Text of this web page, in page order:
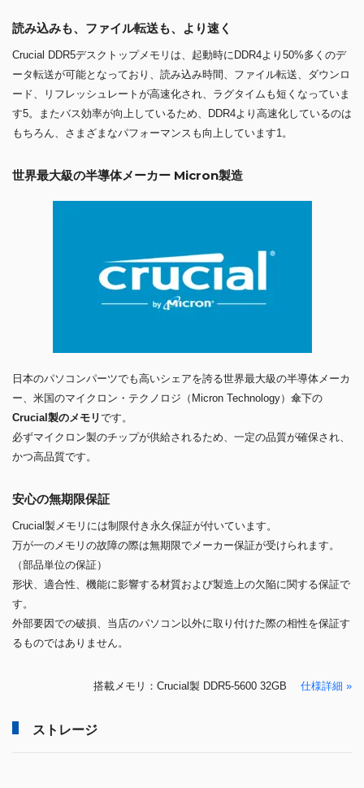
読み込みも、ファイル転送も、より速く
Crucial DDR5デスクトップメモリは、起動時にDDR4より50%多くのデ
ータ転送が可能となっており、読み込み時間、ファイル転送、ダウンロ
ード、リフレッシュレートが高速化され、ラグタイムも短くなっていま
す5。またバス効率が向上しているため、DDR4より高速化しているのは
もちろん、さまざまなパフォーマンスも向上しています1。
世界最大級の半導体メーカー Micron製造
日本のパソコンパーツでも高いシェアを誇る世界最大級の半導体メーカ
ー、米国のマイクロン・テクノロジ（Micron Technology）傘下の
Crucial製のメモリです。
必ずマイクロン製のチップが供給されるため、一定の品質が確保され、
かつ高品質です。
安心の無期限保証
Crucial製メモリには制限付き永久保証が付いています。
万が一のメモリの故障の際は無期限でメーカー保証が受けられます。
（部品単位の保証）
形状、適合性、機能に影響する材質および製造上の欠陥に関する保証で
す。
外部要因での破損、当店のパソコン以外に取り付けた際の相性を保証す
るものではありません。
搭載メモリ：Crucial製 DDR5-5600 32GB 仕様詳細 »
ストレージ